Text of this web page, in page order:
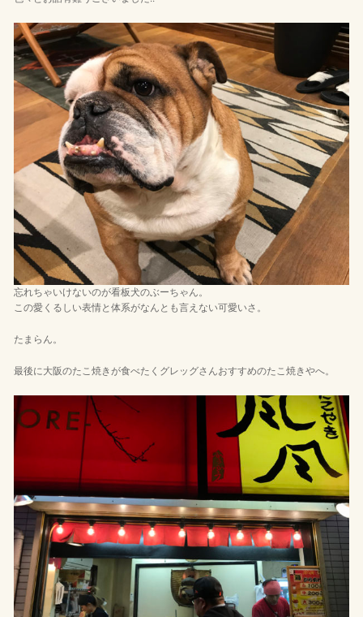
忘れちゃいけないのが看板犬のぶーちゃん。
この愛くるしい表情と体系がなんとも言えない可愛いさ。
たまらん。
最後に大阪のたこ焼きが食べたくグレッグさんおすすめのたこ焼きやへ。